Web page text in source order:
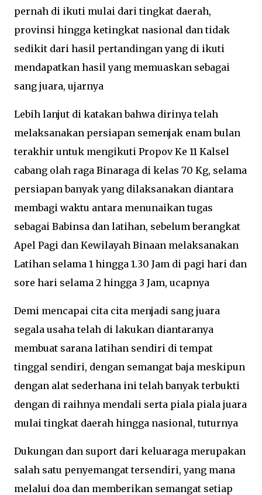
pernah di ikuti mulai dari tingkat daerah,
provinsi hingga ketingkat nasional dan tidak
sedikit dari hasil pertandingan yang di ikuti
mendapatkan hasil yang memuaskan sebagai
sang juara, ujarnya
Lebih lanjut di katakan bahwa dirinya telah
melaksanakan persiapan semenjak enam bulan
terakhir untuk mengikuti Propov Ke 11 Kalsel
cabang olah raga Binaraga di kelas 70 Kg, selama
persiapan banyak yang dilaksanakan diantara
membagi waktu antara menunaikan tugas
sebagai Babinsa dan latihan, sebelum berangkat
Apel Pagi dan Kewilayah Binaan melaksanakan
Latihan selama 1 hingga 1.30 Jam di pagi hari dan
sore hari selama 2 hingga 3 Jam, ucapnya
Demi mencapai cita cita menjadi sang juara
segala usaha telah di lakukan diantaranya
membuat sarana latihan sendiri di tempat
tinggal sendiri, dengan semangat baja meskipun
dengan alat sederhana ini telah banyak terbukti
dengan di raihnya mendali serta piala piala juara
mulai tingkat daerah hingga nasional, tuturnya
Dukungan dan suport dari keluaraga merupakan
salah satu penyemangat tersendiri, yang mana
melalui doa dan memberikan semangat setiap